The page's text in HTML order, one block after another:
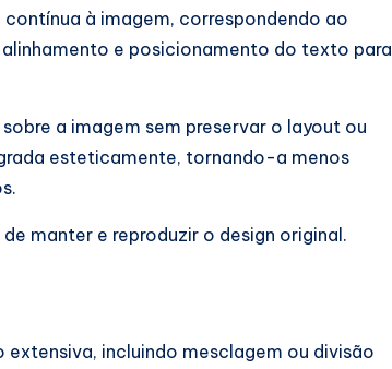
à imagem, correspondendo ao
e posicionamento do texto para
a imagem sem preservar o layout ou
esteticamente, tornando-a menos
manter e reproduzir o design original.
incluindo mesclagem ou divisão